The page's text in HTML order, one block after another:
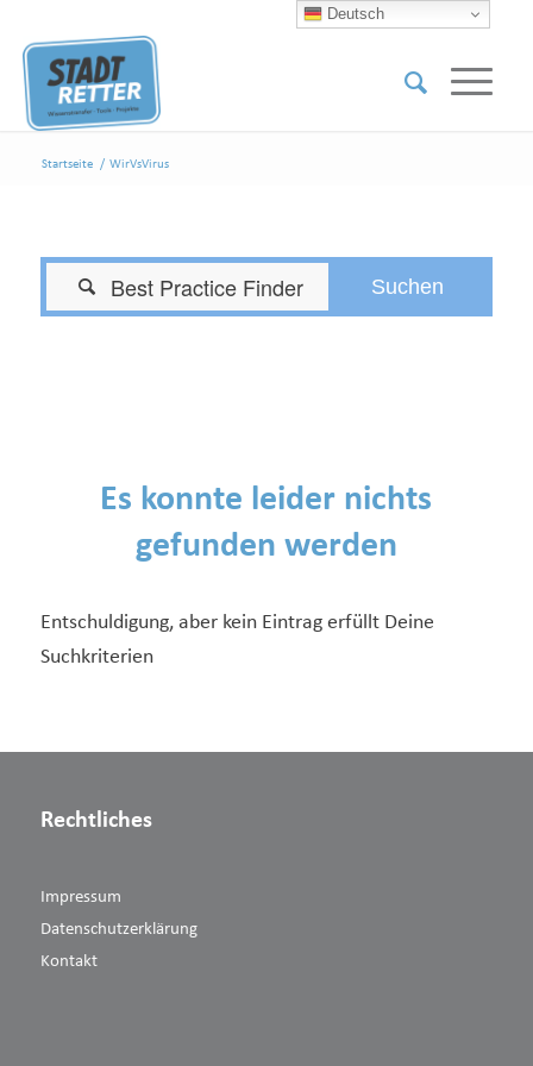
Startseite / WirVsVirus

Es konnte leider nichts
gefunden werden
Entschuldigung, aber kein Eintrag erfüllt Deine
Suchkriterien
Rechtliches
Impressum
Datenschutzerklärung
Kontakt
Deutsch